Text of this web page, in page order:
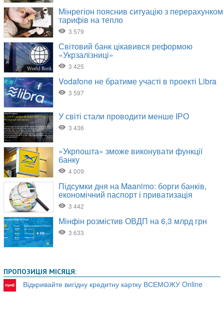
ПРОПОЗИЦІЯ МІСЯЦЯ:
Відкривайте вигідну кредитну картку ВСЕМОЖУ Online